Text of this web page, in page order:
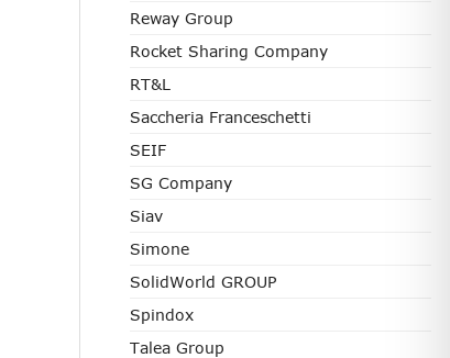
Reway Group
Rocket Sharing Company
RT&L
Saccheria Franceschetti
SEIF
SG Company
Siav
Simone
SolidWorld GROUP
Spindox
Talea Group